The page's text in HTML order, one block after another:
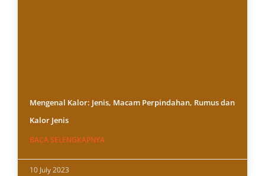
Mengenal Kalor: Jenis, Macam Perpindahan, Rumus dan
Kalor Jenis
BACA SELENGKAPNYA
10 July 2023